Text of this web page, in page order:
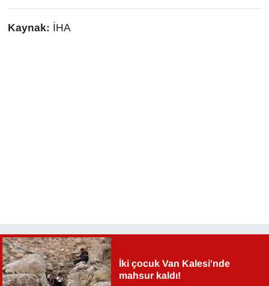
Kaynak: İHA
İki çocuk Van Kalesi'nde
mahsur kaldı!